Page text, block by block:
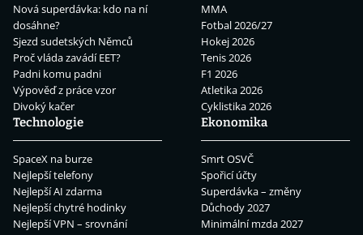
Nová superdávka: kdo na ní
dosáhne?
Sjezd sudetských Němců
Proč vláda zavádí EET?
Padni komu padni
Výpověď z práce vzor
Divoký kačer
MMA
Fotbal 2026/27
Hokej 2026
Tenis 2026
F1 2026
Atletika 2026
Cyklistika 2026
Technologie
SpaceX na burze
Nejlepší telefony
Nejlepší AI zdarma
Nejlepší chytré hodinky
Nejlepší VPN – srovnání
Ekonomika
Smrt OSVČ
Spořicí účty
Superdávka – změny
Důchody 2027
Minimální mzda 2027